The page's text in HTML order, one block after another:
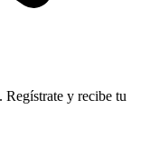
Regístrate y recibe tu